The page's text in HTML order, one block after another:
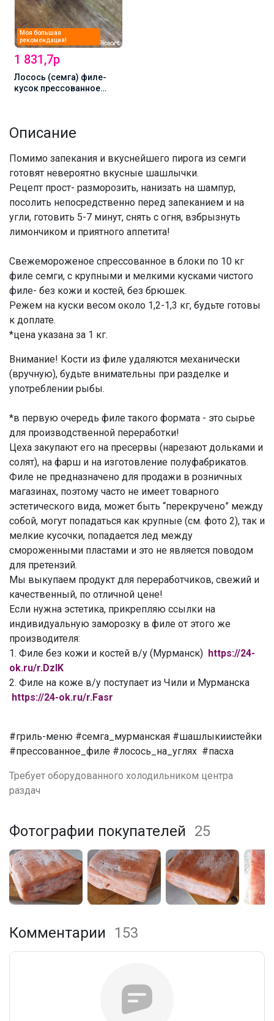
Моя большая
рекомендация!
1 831,7р
Лосось (семга) филе-
кусок прессованное
Описание
Помимо запекания и вкуснейшего пирога из семги
готовят невероятно вкусные шашлычки.
Рецепт прост- разморозить, нанизать на шампур,
посолить непосредственно перед запеканием и на
угли, готовить 5-7 минут, снять с огня, взбрызнуть
лимончиком и приятного аппетита!
Свежемороженое спрессованное в блоки по 10 кг
филе семги, с крупными и мелкими кусками чистого
филе- без кожи и костей, без брюшек.
Режем на куски весом около 1,2-1,3 кг, будьте готовы
к доплате.
*цена указана за 1 кг.
Внимание! Кости из филе удаляются механически
(вручную), будьте внимательны при разделке и
употреблении рыбы.
*в первую очередь филе такого формата - это сырье
для производственной переработки!
Цеха закупают его на пресервы (нарезают дольками и
солят), на фарш и на изготовление полуфабрикатов.
Филе не предназначено для продажи в розничных
магазинах, поэтому часто не имеет товарного
эстетического вида, может быть “перекручено” между
собой, могут попадаться как крупные (см. фото 2), так и
мелкие кусочки, попадается лед между
смороженными пластами и это не является поводом
для претензий.
Мы выкупаем продукт для переработчиков, свежий и
качественный, по отличной цене!
Если нужна эстетика, прикрепляю ссылки на
индивидуальную заморозку в филе от этого же
производителя:
1. Филе без кожи и костей в/у (Мурманск) https://24-
ok.ru/r.DzIK
2. Филе на коже в/у поступает из Чили и Мурманска
https://24-ok.ru/r.Fasr
#гриль-меню #семга_мурманская #шашлыкиистейки
#прессованное_филе #лосось_на_углях #пасха
Требует оборудованного холодильником центра
раздач
Фотографии покупателей 25
Комментарии 153